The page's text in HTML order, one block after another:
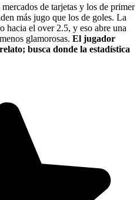
de tarjetas y los de primer
más jugo que los de goles. La
hacia el over 2.5, y eso abre una
glamorosas. El jugador
busca donde la estadística